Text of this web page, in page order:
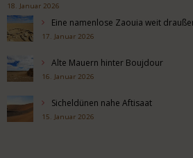
18. Januar 2026
Eine namenlose Zaouia weit
17. Januar 2026
Alte Mauern hinter Boujdour
16. Januar 2026
Sicheldünen nahe Aftisaat
15. Januar 2026